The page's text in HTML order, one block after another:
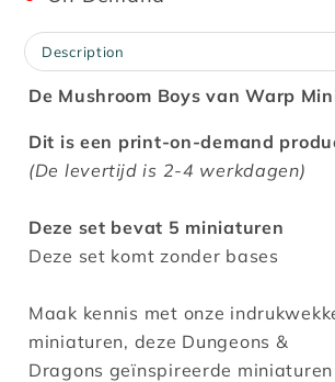
Description
De Mushroom Boys van Warp
Dit is een print-on-demand
(De levertijd is 2-4 werkdagen)
Deze set bevat 5 miniaturen
Deze set komt zonder bases
Maak kennis met onze
miniaturen, deze Dungeons &
Dragons geïnspireerde